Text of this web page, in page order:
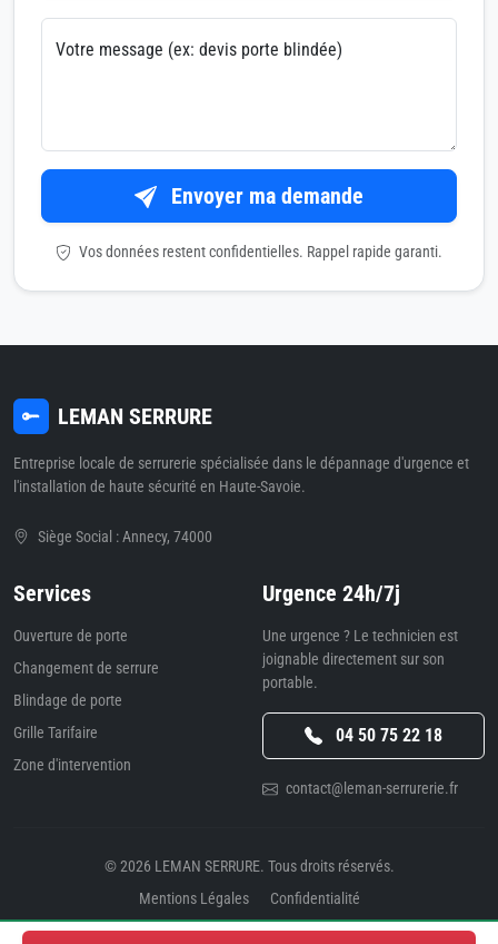
Votre message (ex: devis porte blindée)
Envoyer ma demande
Vos données restent confidentielles. Rappel rapide garanti.
LEMAN SERRURE
Entreprise locale de serrurerie spécialisée dans le dépannage d'urgence et
l'installation de haute sécurité en Haute-Savoie.
Siège Social : Annecy, 74000
Services
Ouverture de porte
Changement de serrure
Blindage de porte
Grille Tarifaire
Zone d'intervention
Urgence 24h/7j
Une urgence ? Le technicien est
joignable directement sur son
portable.
04 50 75 22 18
contact@leman-serrurerie.fr
© 2026 LEMAN SERRURE. Tous droits réservés.
Mentions Légales
Confidentialité